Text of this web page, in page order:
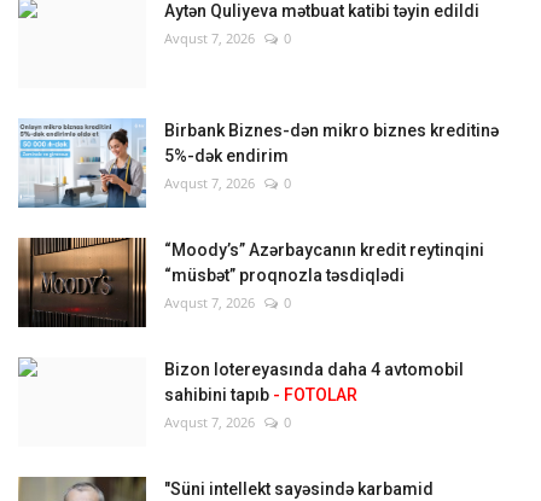
Aytən Quliyeva mətbuat katibi təyin edildi
Avqust 7, 2026 0
Birbank Biznes-dən mikro biznes kreditinə
5%-dək endirim
Avqust 7, 2026 0
“Moody’s” Azərbaycanın kredit reytinqini
“müsbət” proqnozla təsdiqlədi
Avqust 7, 2026 0
Bizon lotereyasında daha 4 avtomobil
sahibini tapıb - FOTOLAR
Avqust 7, 2026 0
"Süni intellekt sayəsində karbamid